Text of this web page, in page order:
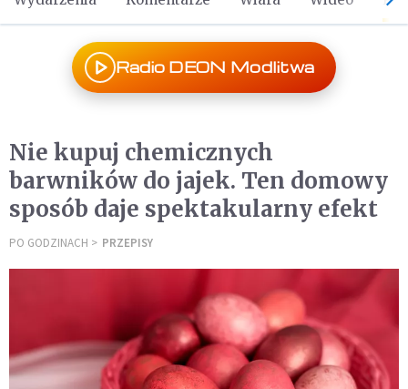
Radio DEON Modlitwa
Nie kupuj chemicznych
barwników do jajek. Ten domowy
sposób daje spektakularny efekt
PO GODZINACH PRZEPISY